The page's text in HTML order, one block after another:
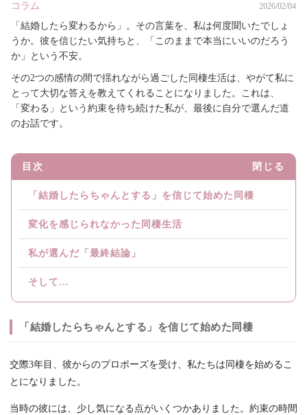
コラム 2026/02/04
「結婚したら変わるから」。その言葉を、私は何度聞いたでしょ
うか。彼を信じたい気持ちと、「このままで本当にいいのだろう
か」という不安。
その2つの感情の間で揺れながら過ごした同棲生活は、やがて私に
とって大切な答えを教えてくれることになりました。これは、
「変わる」という約束を待ち続けた私が、最後に自分で選んだ道
のお話です。
目次 閉じる
「結婚したらちゃんとする」を信じて始めた同棲
変化を感じられなかった同棲生活
私が選んだ「最終結論」
そして...
「結婚したらちゃんとする」を信じて始めた同棲
交際3年目、彼からのプロポーズを受け、私たちは同棲を始めるこ
とになりました。
当時の彼には、少し気になる点がいくつかありました。約束の時間